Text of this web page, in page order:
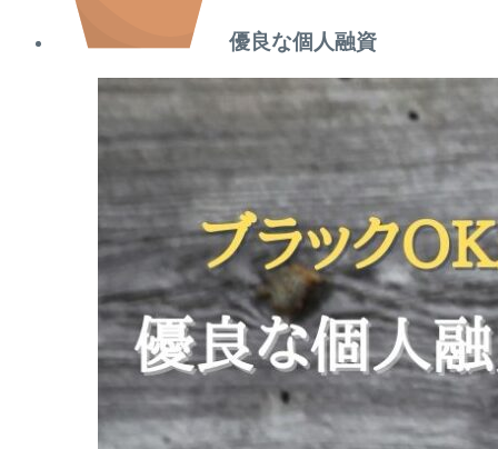
優良な個人融資